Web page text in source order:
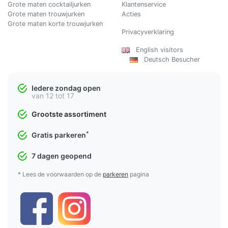
Grote maten cocktailjurken
Grote maten trouwjurken
Grote maten korte trouwjurken
Klantenservice
Acties
Privacyverklaring
English visitors
Deutsch Besucher
Iedere zondag open
van 12 tot 17
Grootste assortiment
Gratis parkeren*
7 dagen geopend
* Lees de voorwaarden op de parkeren pagina